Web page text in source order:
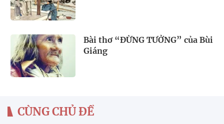
Bài thơ “ĐỪNG TƯỞNG” của Bùi
Giáng
CÙNG CHỦ ĐỀ